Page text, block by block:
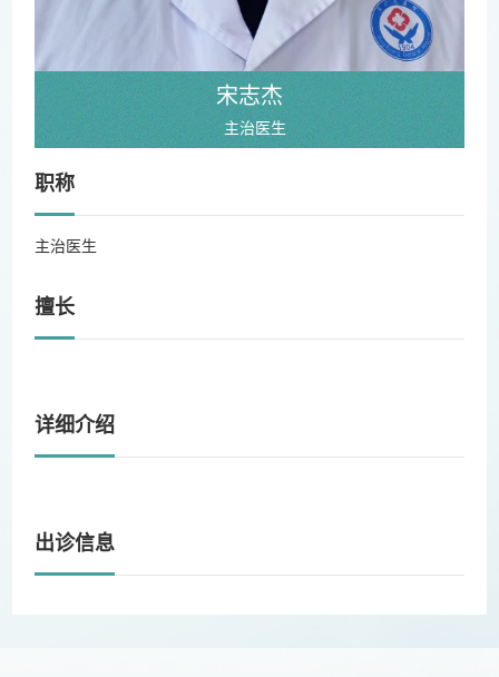
宋志杰
主治医生
职称
主治医生
擅长
详细介绍
出诊信息